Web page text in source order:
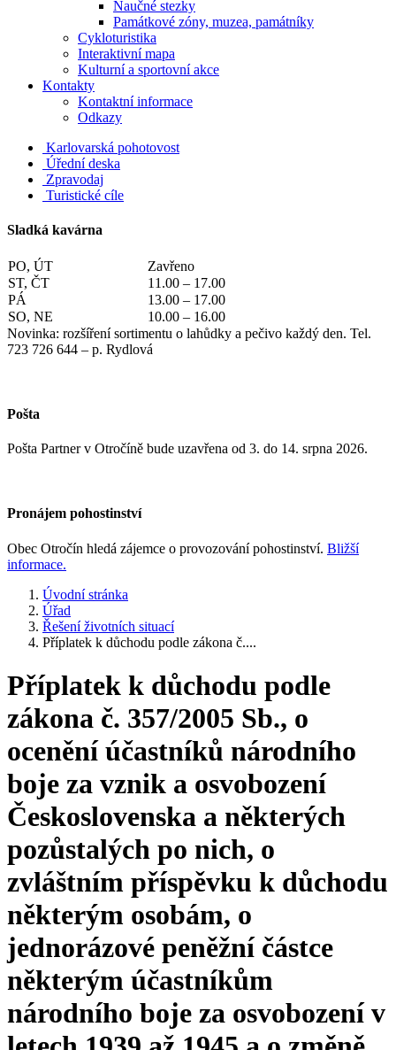
Naučné stezky
Památkové zóny, muzea, památníky
Cykloturistika
Interaktivní mapa
Kulturní a sportovní akce
Kontakty
Kontaktní informace
Odkazy
Karlovarská pohotovost
Úřední deska
Zpravodaj
Turistické cíle
Sladká kavárna
PO, ÚT
Zavřeno
ST, ČT
11.00 – 17.00
PÁ
13.00 – 17.00
SO, NE
10.00 – 16.00
Novinka: rozšíření sortimentu o lahůdky a pečivo každý den. Tel.
723 726 644 – p. Rydlová
Pošta
Pošta Partner v Otročíně bude uzavřena od 3. do 14. srpna 2026.
Pronájem pohostinství
Obec Otročín hledá zájemce o provozování pohostinství. Bližší
informace.
Úvodní stránka
Úřad
Řešení životních situací
Příplatek k důchodu podle zákona č....
Příplatek k důchodu podle
zákona č. 357/2005 Sb., o
ocenění účastníků národního
boje za vznik a osvobození
Československa a některých
pozůstalých po nich, o
zvláštním příspěvku k důchodu
některým osobám, o
jednorázové peněžní částce
některým účastníkům
národního boje za osvobození v